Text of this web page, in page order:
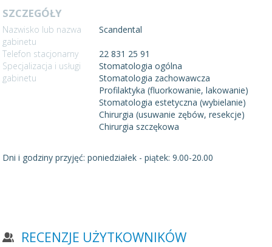
SZCZEGÓŁY
Nazwisko lub nazwa
gabinetu
Scandental
Telefon stacjonarny
22 831 25 91
Specjalizacja i usługi
gabinetu
Stomatologia ogólna
Stomatologia zachowawcza
Profilaktyka (fluorkowanie, lakowanie)
Stomatologia estetyczna (wybielanie)
Chirurgia (usuwanie zębów, resekcje)
Chirurgia szczękowa
Dni i godziny przyjęć: poniedziałek - piątek: 9.00-20.00
RECENZJE UŻYTKOWNIKÓW